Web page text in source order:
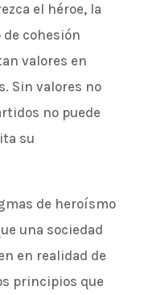
el héroe, la
cohesión
valores en
Sin valores no
no puede
su
de heroísmo
una sociedad
en realidad de
principios que